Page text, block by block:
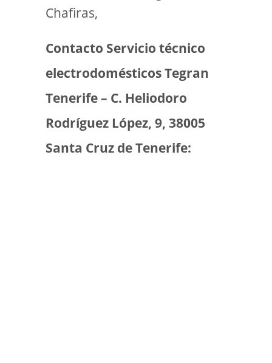
Chafiras,
Contacto Servicio técnico
electrodomésticos Tegran
Tenerife – C. Heliodoro
Rodríguez López, 9, 38005
Santa Cruz de Tenerife: